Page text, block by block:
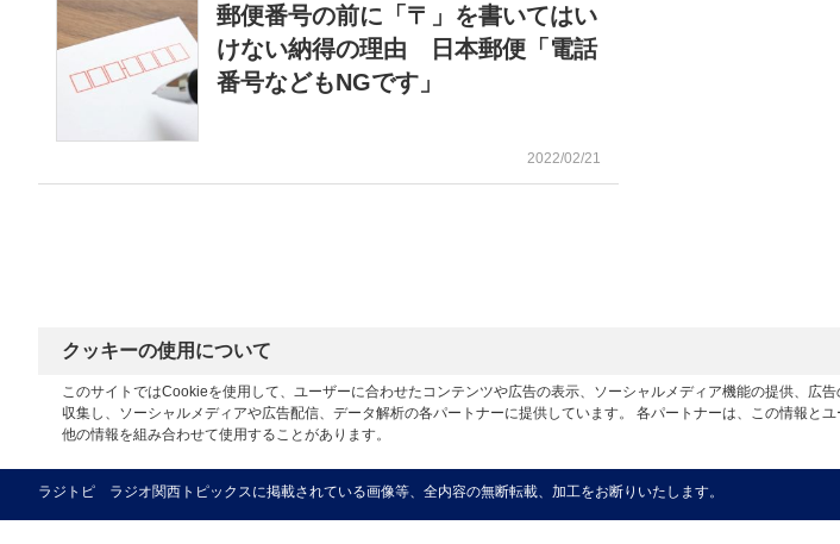
郵便番号の前に「〒」を書いてはい
けない納得の理由 日本郵便「電話
番号などもNGです」
2022/02/21
クッキーの使用について
このサイトではCookieを使用して、ユーザーに合わせたコンテンツや広告の表示、ソーシャルメディア機能の提供、
収集し、ソーシャルメディアや広告配信、データ解析の各パートナーに提供しています。 各パートナーは、この情報
他の情報を組み合わせて使用することがあります。
ラジトピ ラジオ関西トピックスに掲載されている画像等、全内容の無断転載、加工をお断りいたします。